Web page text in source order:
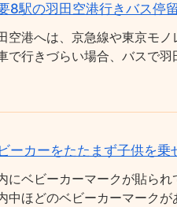
8駅の羽田空港行きバス停
空港へは、京急線や東京モ
で行きづらい場合、バスで羽
ーカーをたたまず子供を
にベビーカーマークが貼られ
中ほどのベビーカーマーク